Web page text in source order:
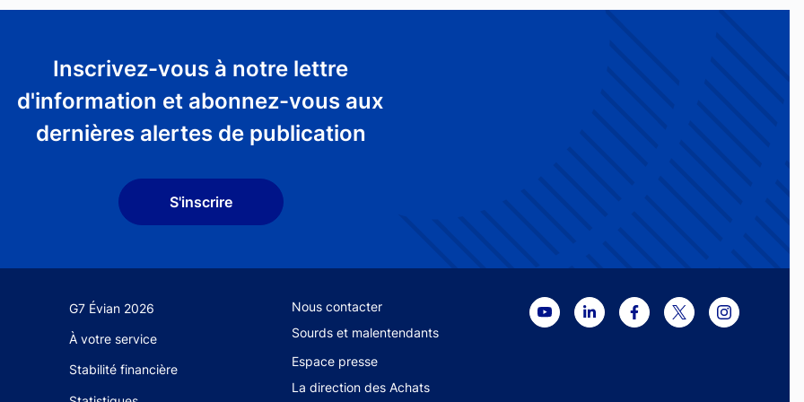
Inscrivez-vous à notre lettre
d'information et abonnez-vous aux
dernières alertes de publication
S'inscrire
G7 Évian 2026
À votre service
Stabilité financière
Footer secondary menu
Nous contacter
Sourds et malentendants
Espace presse
La direction des Achats